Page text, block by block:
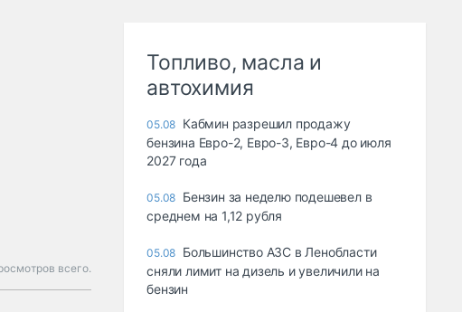
всего.
Топливо, масла и
автохимия
05.08 Кабмин разрешил продажу
бензина Евро-2, Евро-3, Евро-4 до июля
2027 года
05.08 Бензин за неделю подешевел в
среднем на 1,12 рубля
05.08 Большинство АЗС в Ленобласти
сняли лимит на дизель и увеличили на
бензин